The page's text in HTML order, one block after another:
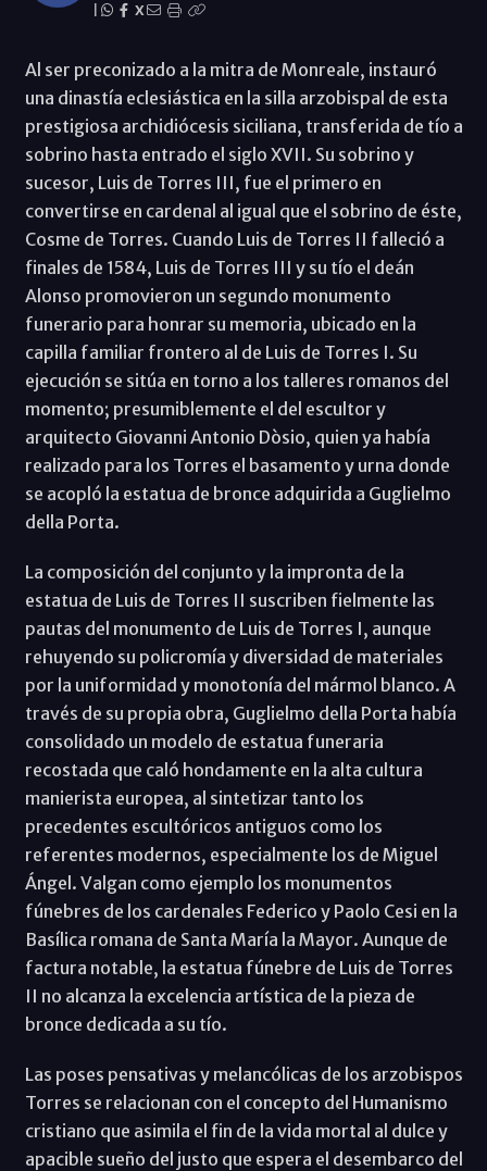
X
Al ser preconizado a la mitra de Monreale, instauró
una dinastía eclesiástica en la silla arzobispal de esta
prestigiosa archidiócesis siciliana, transferida de tío a
sobrino hasta entrado el siglo XVII. Su sobrino y
sucesor, Luis de Torres III, fue el primero en
convertirse en cardenal al igual que el sobrino de éste,
Cosme de Torres. Cuando Luis de Torres II falleció a
finales de 1584, Luis de Torres III y su tío el deán
Alonso promovieron un segundo monumento
funerario para honrar su memoria, ubicado en la
capilla familiar frontero al de Luis de Torres I. Su
ejecución se sitúa en torno a los talleres romanos del
momento; presumiblemente el del escultor y
arquitecto Giovanni Antonio Dòsio, quien ya había
realizado para los Torres el basamento y urna donde
se acopló la estatua de bronce adquirida a Guglielmo
della Porta.
La composición del conjunto y la impronta de la
estatua de Luis de Torres II suscriben fielmente las
pautas del monumento de Luis de Torres I, aunque
rehuyendo su policromía y diversidad de materiales
por la uniformidad y monotonía del mármol blanco. A
través de su propia obra, Guglielmo della Porta había
consolidado un modelo de estatua funeraria
recostada que caló hondamente en la alta cultura
manierista europea, al sintetizar tanto los
precedentes escultóricos antiguos como los
referentes modernos, especialmente los de Miguel
Ángel. Valgan como ejemplo los monumentos
fúnebres de los cardenales Federico y Paolo Cesi en la
Basílica romana de Santa María la Mayor. Aunque de
factura notable, la estatua fúnebre de Luis de Torres
II no alcanza la excelencia artística de la pieza de
bronce dedicada a su tío.
Las poses pensativas y melancólicas de los arzobispos
Torres se relacionan con el concepto del Humanismo
cristiano que asimila el fin de la vida mortal al dulce y
apacible sueño del justo que espera el desembarco del